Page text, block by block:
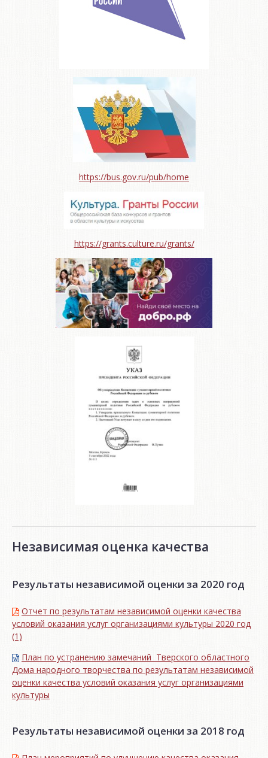
https://bus.gov.ru/pub/home
https://grants.culture.ru/grants/
Независимая оценка качества
Результаты независимой оценки за 2020 год
Отчет по результатам независимой оценки качества
условий оказания услуг организациями культуры 2020 год
(1)
План по устранению замечаний Тверского областного
Дома народного творчества по результатам независимой
оценки качества условий оказания услуг организациями
культуры
Результаты независимой оценки за 2018 год